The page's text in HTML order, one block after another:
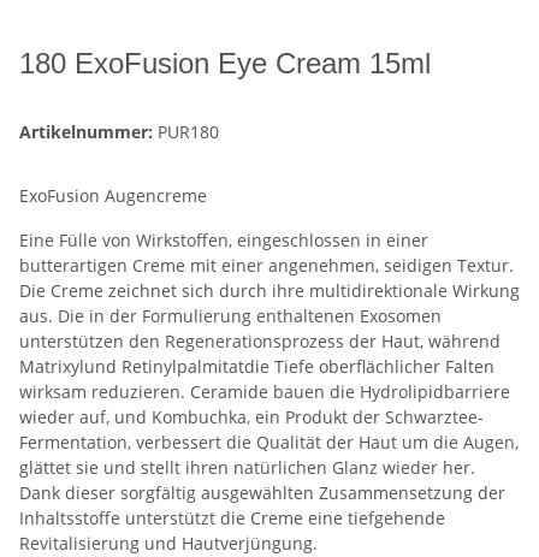
180 ExoFusion Eye Cream 15ml
Artikelnummer: PUR180
ExoFusion Augencreme
Eine Fülle von Wirkstoffen, eingeschlossen in einer
butterartigen Creme mit einer angenehmen, seidigen Textur.
Die Creme zeichnet sich durch ihre multidirektionale Wirkung
aus. Die in der Formulierung enthaltenen Exosomen
unterstützen den Regenerationsprozess der Haut, während
Matrixylund Retinylpalmitatdie Tiefe oberflächlicher Falten
wirksam reduzieren. Ceramide bauen die Hydrolipidbarriere
wieder auf, und Kombuchka, ein Produkt der Schwarztee-
Fermentation, verbessert die Qualität der Haut um die Augen,
glättet sie und stellt ihren natürlichen Glanz wieder her.
Dank dieser sorgfältig ausgewählten Zusammensetzung der
Inhaltsstoffe unterstützt die Creme eine tiefgehende
Revitalisierung und Hautverjüngung.